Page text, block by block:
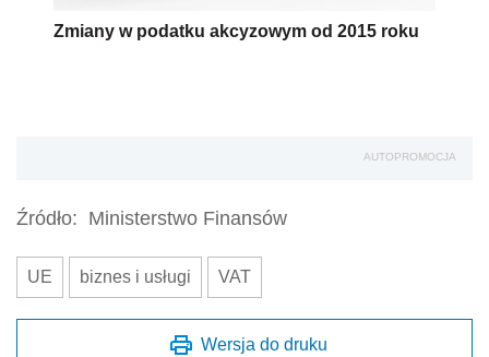
Zmiany w podatku akcyzowym od 2015 roku
AUTOPROMOCJA
Źródło: Ministerstwo Finansów
UE biznes i usługi VAT
Wersja do druku